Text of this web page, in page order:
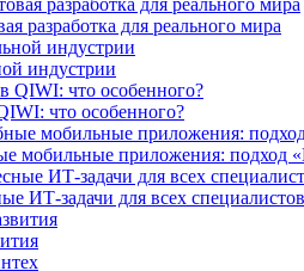
разработка для реального мира
индустрии
что особенного?
мобильные приложения: подход
ИТ-задачи для всех специалистов